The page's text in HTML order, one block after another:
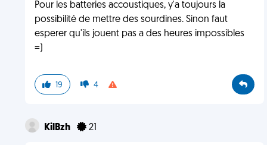
Pour les batteries accoustiques, y'a toujours la
possibilité de mettre des sourdines. Sinon faut
esperer qu'ils jouent pas a des heures impossibles
=)
19 4
KilBzh 21